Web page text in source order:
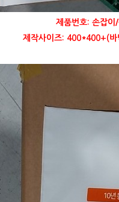
제품번호: 손잡이
제작사이즈: 400*400+(바